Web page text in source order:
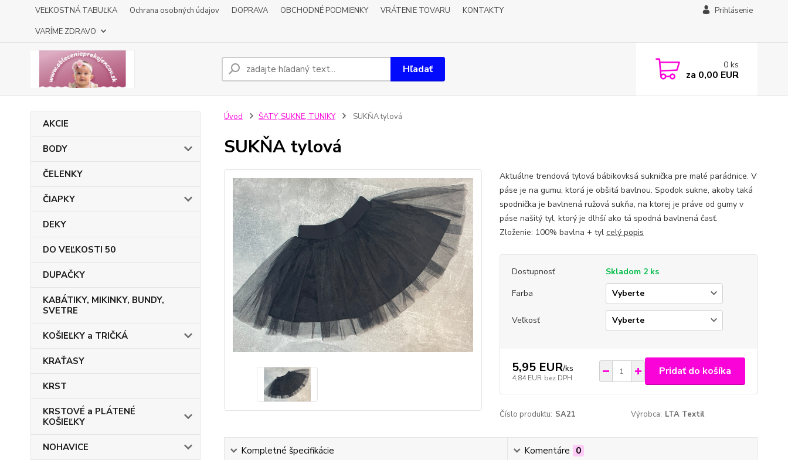
VEĽKOSTNÁ TABUĽKA Ochrana osobných údajov DOPRAVA OBCHODNÉ PODMIENKY VRÁTENIE TOVARU
KONTAKTY
VARÍME ZDRAVO
Prihlásenie
Hľadať 0 ks
za 0,00 EUR
AKCIE
BODY
ČELENKY
ČIAPKY
DEKY
DO VEĽKOSTI 50
DUPAČKY
KABÁTIKY, MIKINKY, BUNDY,
SVETRE
KOŠIEĽKY a TRIČKÁ
KRAŤASY
KRST
KRSTOVÉ a PLÁTENÉ
KOŠIEĽKY
NOHAVICE
Úvod ŠATY, SUKNE, TUNIKY SUKŇA tylová
SUKŇA tylová
Aktuálne trendová tylová bábikovksá suknička pre malé parádnice. V
páse je na gumu, ktorá je obšitá bavlnou. Spodok sukne, akoby taká
spodnička je bavlnená ružová sukňa, na ktorej je práve od gumy v
páse našitý tyl, ktorý je dlhší ako tá spodná bavlnená časť.
Zloženie: 100% bavlna + tyl celý popis
Dostupnosť
Skladom 2 ks
Farba
Veľkosť
5,95 EUR/ks
4,84 EUR bez DPH
Pridať do košíka
Číslo produktu: SA21 Výrobca: LTA Textil
Kompletné špecifikácie Komentáre 0